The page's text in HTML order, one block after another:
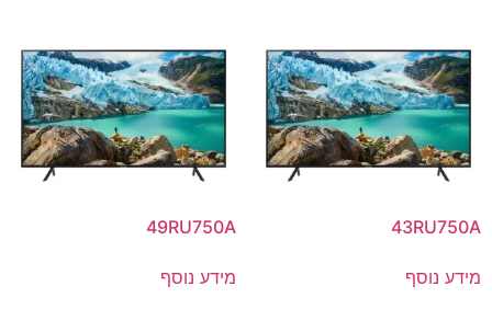
43RU750A
מידע נוסף
49RU750A
מידע נוסף